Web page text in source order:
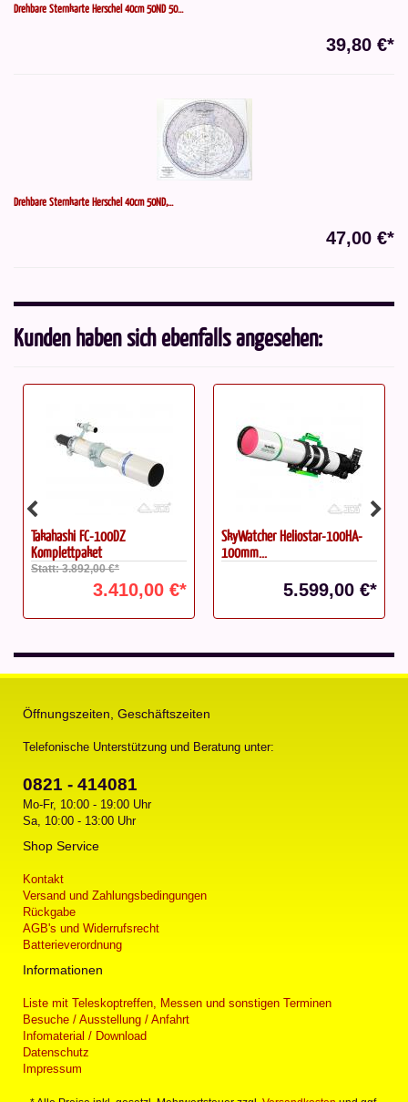
Drehbare Sternkarte Herschel 40cm 50ND 50...
39,80 €*
Drehbare Sternkarte Herschel 40cm 50ND,...
47,00 €*
Kunden haben sich ebenfalls angesehen:
Takahashi FC-100DZ
Komplettpaket
Statt: 3.892,00 €*
3.410,00 €*
SkyWatcher Heliostar-100HA-
100mm...
5.599,00 €*
Öffnungszeiten, Geschäftszeiten
Telefonische Unterstützung und Beratung unter:
0821 - 414081
Mo-Fr, 10:00 - 19:00 Uhr
Sa, 10:00 - 13:00 Uhr
Shop Service
Kontakt
Versand und Zahlungsbedingungen
Rückgabe
AGB's und Widerrufsrecht
Batterieverordnung
Informationen
Liste mit Teleskoptreffen, Messen und sonstigen Terminen
Besuche / Ausstellung / Anfahrt
Infomaterial / Download
Datenschutz
Impressum